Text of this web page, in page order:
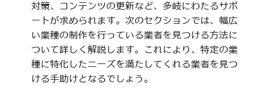
対策、コンテンツの更新など、多岐にわたるサポ
ートが求められます。次のセクションでは、幅広
い業種の制作を行っている業者を見つける方法に
ついて詳しく解説します。これにより、特定の業
種に特化したニーズを満たしてくれる業者を見つ
ける手助けとなるでしょう。